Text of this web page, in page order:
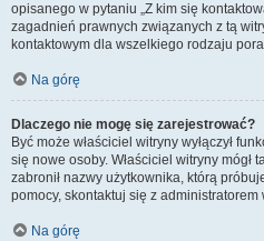
opisanego w pytaniu „Z kim się
zagadnień prawnych związanych z tą
kontaktowym dla wszelkiego rodzaju
Na górę
Dlaczego nie mogę się zarejestrować?
Być może właściciel witryny wyłączył
się nowe osoby. Właściciel witryny mógł
zabronił nazwy użytkownika, którą
pomocy, skontaktuj się z administratorem
Na górę